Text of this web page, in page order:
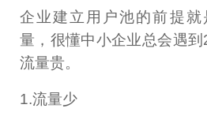
企业建立用户池的前提
量，很懂中小企业总会遇到
流量贵。
1.流量少